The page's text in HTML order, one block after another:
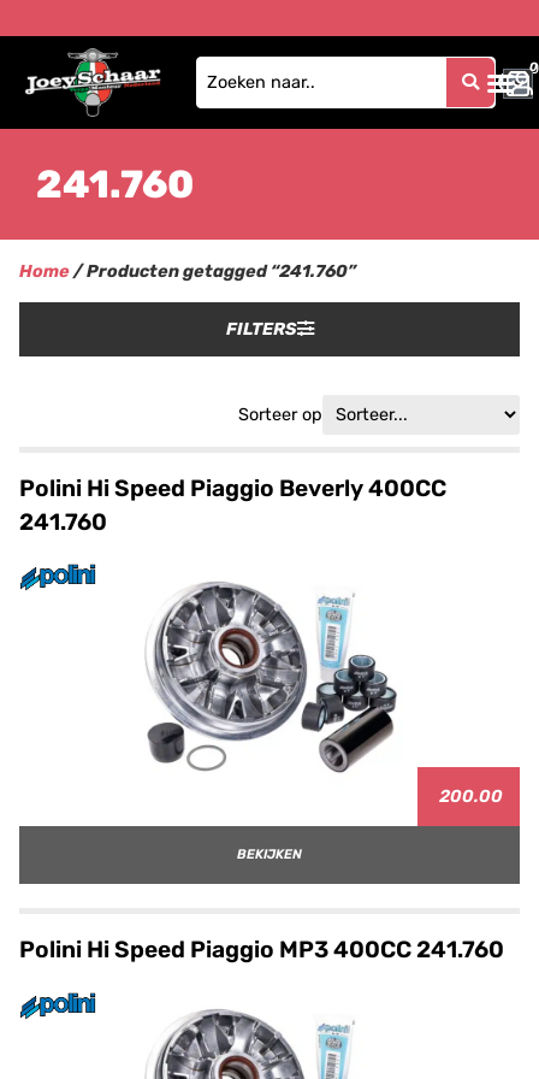
0
0
241.760
Home/ Producten getagged “241.760”
FILTERS
Sorteer op
Polini Hi Speed Piaggio Beverly 400CC
241.760
200.00
BEKIJKEN
Polini Hi Speed Piaggio MP3 400CC 241.760